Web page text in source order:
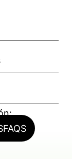
FAQS
(título